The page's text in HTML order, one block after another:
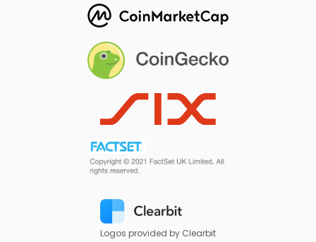
Logos provided by Clearbit